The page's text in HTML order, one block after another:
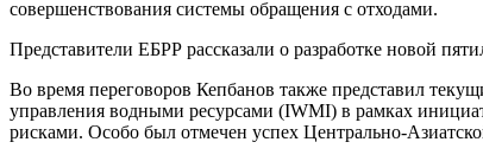
совершенствования системы обращения с отходами.
Представители ЕБРР рассказали о разработке новой
Во время переговоров Кепбанов также представил
управления водными ресурсами (IWMI) в рамках
рисками. Особо был отмечен успех Центрально-